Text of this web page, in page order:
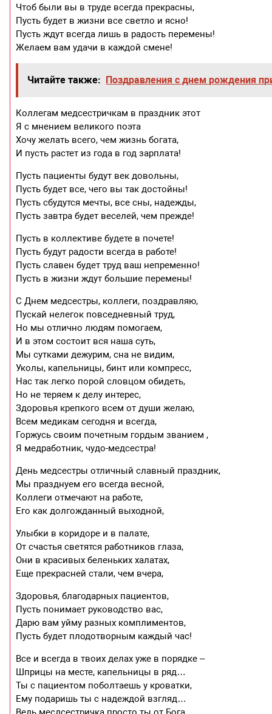
Чтоб были вы в труде всегда прекрасны,
Пусть будет в жизни все светло и ясно!
Пусть ждут всегда лишь в радость перемены!
Желаем вам удачи в каждой смене!
Читайте также: Поздравления с днем рождения
Коллегам медсестричкам в праздник этот
Я с мнением великого поэта
Хочу желать всего, чем жизнь богата,
И пусть растет из года в год зарплата!
Пусть пациенты будут век довольны,
Пусть будет все, чего вы так достойны!
Пусть сбудутся мечты, все сны, надежды,
Пусть завтра будет веселей, чем прежде!
Пусть в коллективе будете в почете!
Пусть будут радости всегда в работе!
Пусть славен будет труд ваш непременно!
Пусть в жизни ждут большие перемены!
С Днем медсестры, коллеги, поздравляю,
Пускай нелегок повседневный труд,
Но мы отлично людям помогаем,
И в этом состоит вся наша суть,
Мы сутками дежурим, сна не видим,
Уколы, капельницы, бинт или компресс,
Нас так легко порой словцом обидеть,
Но не теряем к делу интерес,
Здоровья крепкого всем от души желаю,
Всем медикам сегодня и всегда,
Горжусь своим почетным гордым званием ,
Я медработник, чудо-медсестра!
День медсестры отличный славный праздник,
Мы празднуем его всегда весной,
Коллеги отмечают на работе,
Его как долгожданный выходной,
Улыбки в коридоре и в палате,
От счастья светятся работников глаза,
Они в красивых беленьких халатах,
Еще прекрасней стали, чем вчера,
Здоровья, благодарных пациентов,
Пусть понимает руководство вас,
Дарю вам уйму разных комплиментов,
Пусть будет плодотворным каждый час!
Все и всегда в твоих делах уже в порядке –
Шприцы на месте, капельницы в ряд…
Ты с пациентом поболтаешь у кроватки,
Ему подаришь ты с надеждой взгляд…